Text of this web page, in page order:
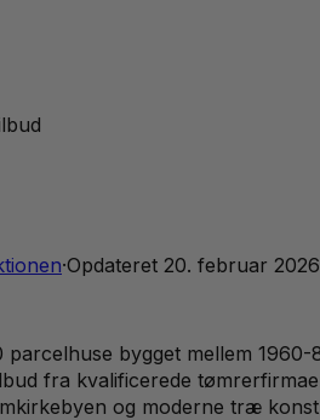
·Opdateret 20. februar 2026
parcelhuse bygget mellem
fra kvalificerede
og moderne træ